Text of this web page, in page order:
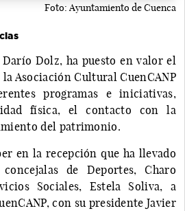
Foto: Ayuntamiento de Cuenca
Dolz, ha puesto en valor el
Asociación Cultural CuenCANP
programas e iniciativas,
física, el contacto con la
del patrimonio.
en la recepción que ha llevado
de Deportes, Charo
Sociales, Estela Soliva, a
con su presidente Javier